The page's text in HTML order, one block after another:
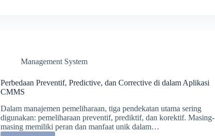
Management System
Perbedaan Preventif, Predictive, dan Corrective di dalam Aplikasi
CMMS
Dalam manajemen pemeliharaan, tiga pendekatan utama sering
digunakan: pemeliharaan preventif, prediktif, dan korektif. Masing-
masing memiliki peran dan manfaat unik dalam…